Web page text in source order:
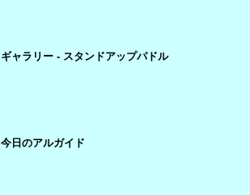
ギャラリー - スタンドアップパドル
今日のアルガイド